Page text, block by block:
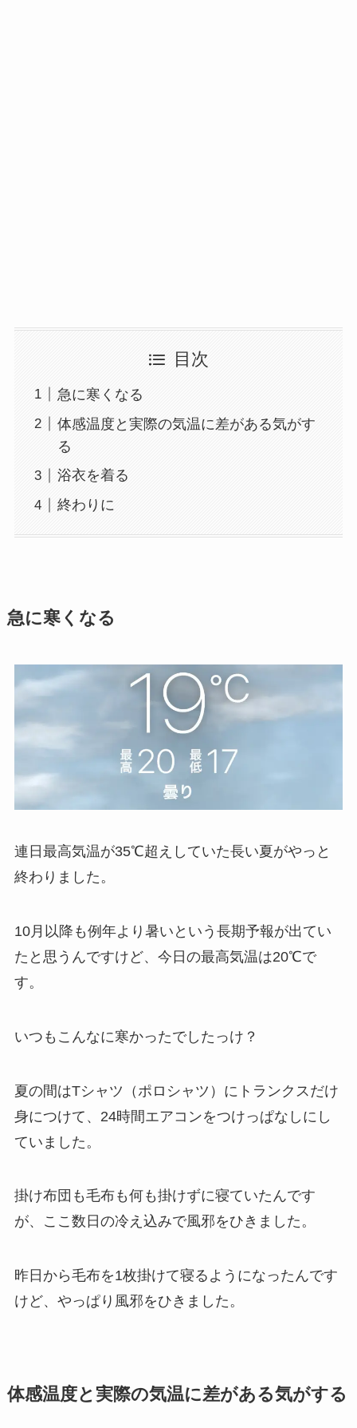
目次
急に寒くなる
体感温度と実際の気温に差がある気がす
る
浴衣を着る
終わりに
急に寒くなる
連日最高気温が35℃超えしていた長い夏がやっと
終わりました。
10月以降も例年より暑いという長期予報が出てい
たと思うんですけど、今日の最高気温は20℃で
す。
いつもこんなに寒かったでしたっけ？
夏の間はTシャツ（ポロシャツ）にトランクスだけ
身につけて、24時間エアコンをつけっぱなしにし
ていました。
掛け布団も毛布も何も掛けずに寝ていたんです
が、ここ数日の冷え込みで風邪をひきました。
昨日から毛布を1枚掛けて寝るようになったんです
けど、やっぱり風邪をひきました。
体感温度と実際の気温に差がある気がする